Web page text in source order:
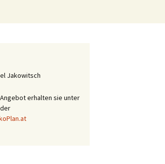
Jakowitsch
erhalten sie unter